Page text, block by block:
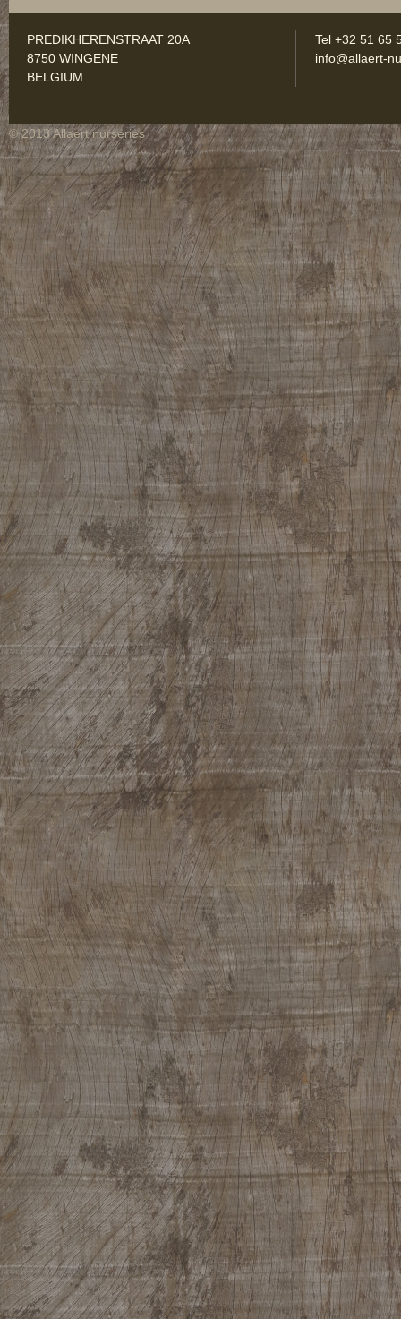
PREDIKHERENSTRAAT 20A
8750 WINGENE
BELGIUM
Tel +32 51 65
info@allaert-
© 2013 Allaert nurseries